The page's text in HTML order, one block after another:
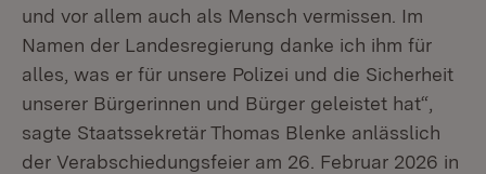
und vor allem auch als Mensch vermissen. Im
Namen der Landesregierung danke ich ihm für
alles, was er für unsere Polizei und die Sicherheit
unserer Bürgerinnen und Bürger geleistet hat“,
sagte Staatssekretär Thomas Blenke anlässlich
der Verabschiedungsfeier am 26. Februar 2026 in